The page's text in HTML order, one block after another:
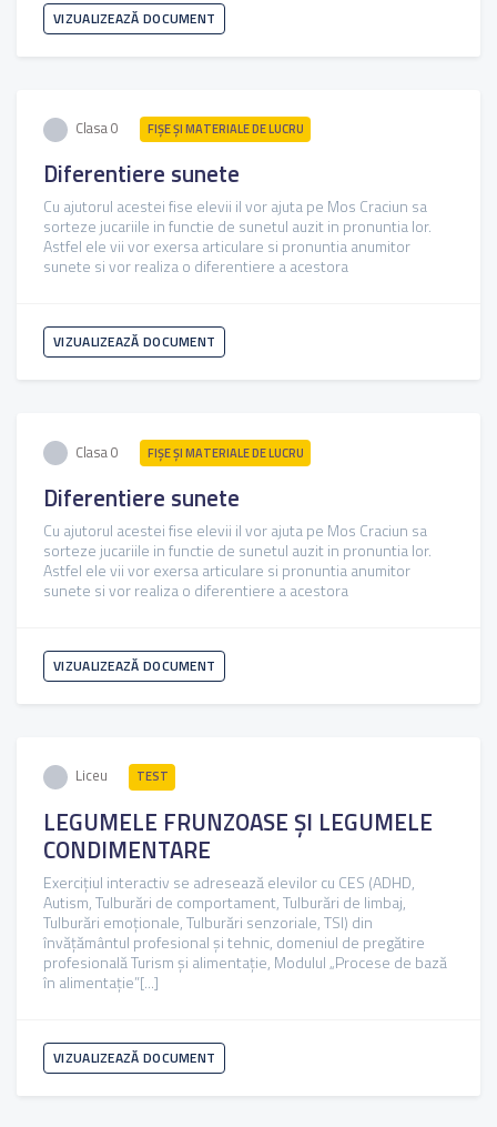
VIZUALIZEAZĂ DOCUMENT
Clasa 0 FIŞE ŞI MATERIALE DE LUCRU
Diferentiere sunete
Cu ajutorul acestei fise elevii il vor ajuta pe Mos Craciun sa
sorteze jucariile in functie de sunetul auzit in pronuntia lor.
Astfel ele vii vor exersa articulare si pronuntia anumitor
sunete si vor realiza o diferentiere a acestora
VIZUALIZEAZĂ DOCUMENT
Clasa 0 FIŞE ŞI MATERIALE DE LUCRU
Diferentiere sunete
Cu ajutorul acestei fise elevii il vor ajuta pe Mos Craciun sa
sorteze jucariile in functie de sunetul auzit in pronuntia lor.
Astfel ele vii vor exersa articulare si pronuntia anumitor
sunete si vor realiza o diferentiere a acestora
VIZUALIZEAZĂ DOCUMENT
Liceu TEST
LEGUMELE FRUNZOASE ȘI LEGUMELE
CONDIMENTARE
Exercițiul interactiv se adresează elevilor cu CES (ADHD,
Autism, Tulburări de comportament, Tulburări de limbaj,
Tulburări emoționale, Tulburări senzoriale, TSI) din
învățământul profesional și tehnic, domeniul de pregătire
profesională Turism și alimentație, Modulul „Procese de bază
în alimentație”[...]
VIZUALIZEAZĂ DOCUMENT